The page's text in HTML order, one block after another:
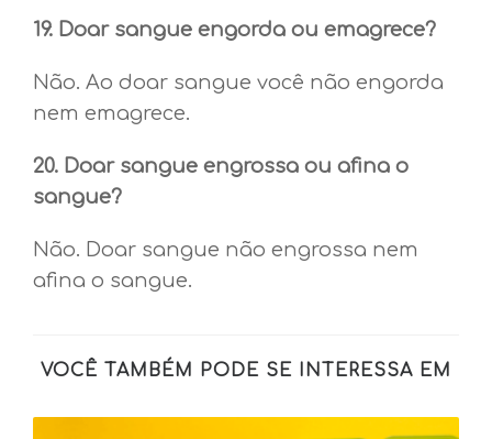
19. Doar sangue engorda ou emagrece?
Não. Ao doar sangue você não engorda
nem emagrece.
20. Doar sangue engrossa ou afina o
sangue?
Não. Doar sangue não engrossa nem
afina o sangue.
VOCÊ TAMBÉM PODE SE INTERESSA EM